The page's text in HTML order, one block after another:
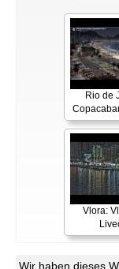
Rio de
Vlora:
Wir haben dieses